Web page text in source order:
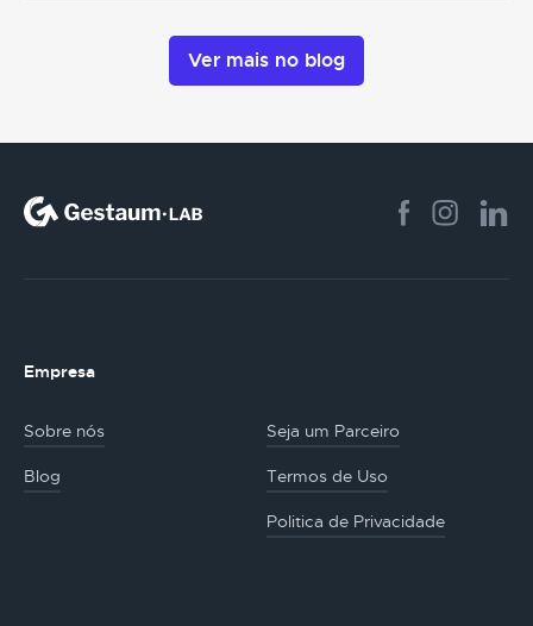
Ver mais no blog
Empresa
Sobre nós Seja um Parceiro
Blog Termos de Uso
Politica de Privacidade